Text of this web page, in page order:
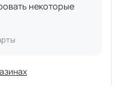
некоторые